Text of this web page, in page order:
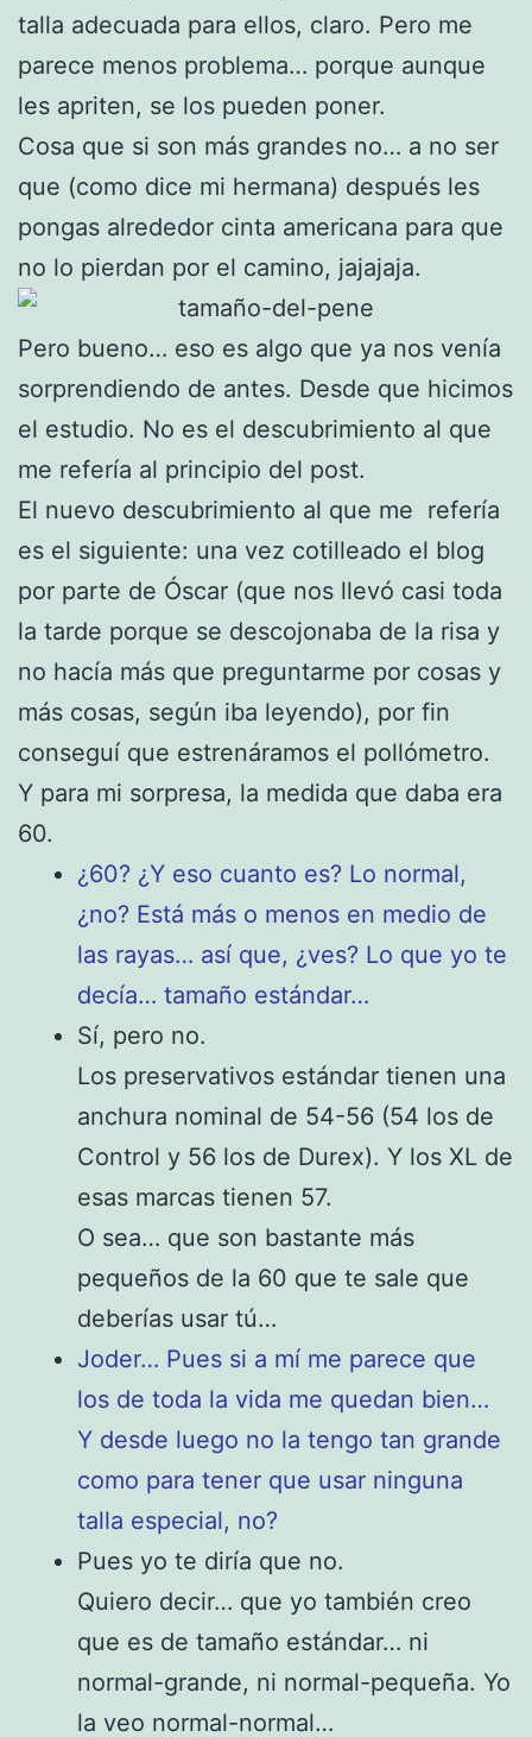
talla adecuada para ellos, claro. Pero me
parece menos problema… porque aunque
les apriten, se los pueden poner.
Cosa que si son más grandes no… a no ser
que (como dice mi hermana) después les
pongas alrededor cinta americana para que
no lo pierdan por el camino, jajajaja.
Pero bueno… eso es algo que ya nos venía
sorprendiendo de antes. Desde que hicimos
el estudio. No es el descubrimiento al que
me refería al principio del post.
El nuevo descubrimiento al que me refería
es el siguiente: una vez cotilleado el blog
por parte de Óscar (que nos llevó casi toda
la tarde porque se descojonaba de la risa y
no hacía más que preguntarme por cosas y
más cosas, según iba leyendo), por fin
conseguí que estrenáramos el pollómetro.
Y para mi sorpresa, la medida que daba era
60.
¿60? ¿Y eso cuanto es? Lo normal,
¿no? Está más o menos en medio de
las rayas… así que, ¿ves? Lo que yo te
decía… tamaño estándar…
Sí, pero no.
Los preservativos estándar tienen una
anchura nominal de 54-56 (54 los de
Control y 56 los de Durex). Y los XL de
esas marcas tienen 57.
O sea… que son bastante más
pequeños de la 60 que te sale que
deberías usar tú…
Joder… Pues si a mí me parece que
los de toda la vida me quedan bien…
Y desde luego no la tengo tan grande
como para tener que usar ninguna
talla especial, no?
Pues yo te diría que no.
Quiero decir… que yo también creo
que es de tamaño estándar… ni
normal-grande, ni normal-pequeña. Yo
la veo normal-normal…